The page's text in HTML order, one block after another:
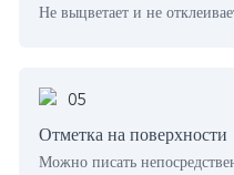
Не выцветает и не
Отметка на поверхности
Можно писать